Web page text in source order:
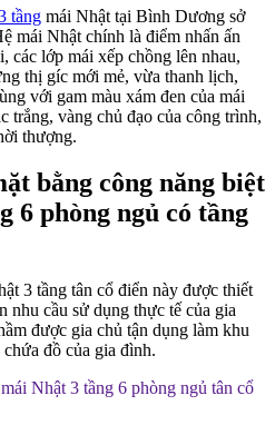
tầng mái Nhật tại Bình Dương sở
mái Nhật chính là điểm nhấn ấn
các lớp mái xếp chồng lên nhau,
thị gíc mới mẻ, vừa thanh lịch,
với gam màu xám đen của mái
trắng, vàng chủ đạo của công trình,
thượng.
bằng công năng biệt
6 phòng ngủ có tầng
3 tầng tân cổ điển này được thiết
nhu cầu sử dụng thực tế của gia
được gia chủ tận dụng làm khu
đồ của gia đình.